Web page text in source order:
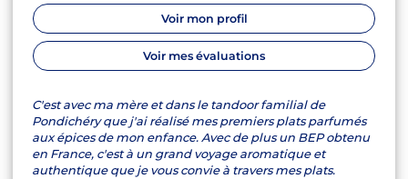
Voir mon profil
Voir mes évaluations
C'est avec ma mère et dans le tandoor familial de
Pondichéry que j'ai réalisé mes premiers plats parfumés
aux épices de mon enfance. Avec de plus un BEP obtenu
en France, c'est à un grand voyage aromatique et
authentique que je vous convie à travers mes plats.